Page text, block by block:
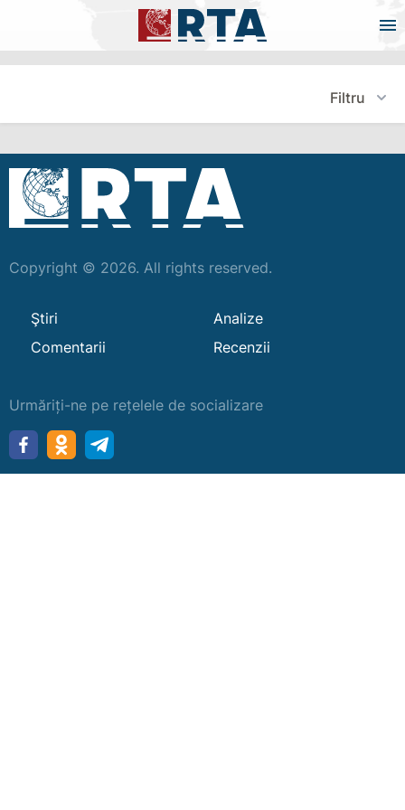
Filtru
Copyright © 2026. All rights reserved.
Ştiri
Analize
Comentarii
Recenzii
Urmăriți-ne pe rețelele de socializare